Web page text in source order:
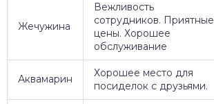
Жечужина
Вежливость
сотрудников. Приятные
цены. Хорошее
обслуживание
Аквамарин
Хорошее место для
посиделок с друзьями.